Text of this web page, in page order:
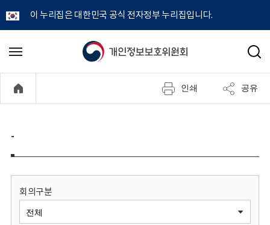
이 누리집은 대한민국 공식 전자정부 누리집입니다.
개
정
보
메
기
검
인쇄 공유
-
회의구분